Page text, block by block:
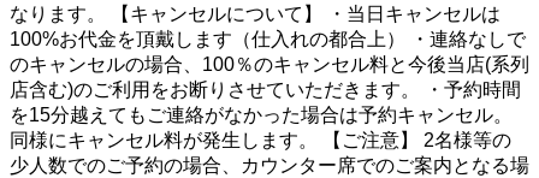
なります。 【キャンセルについて】 ・当日キャンセルは
100%お代金を頂戴します（仕入れの都合上） ・連絡なしで
のキャンセルの場合、100％のキャンセル料と今後当店(系列
店含む)のご利用をお断りさせていただきます。 ・予約時間
を15分越えてもご連絡がなかった場合は予約キャンセル。
同様にキャンセル料が発生します。 【ご注意】 2名様等の
少人数でのご予約の場合、カウンター席でのご案内となる場